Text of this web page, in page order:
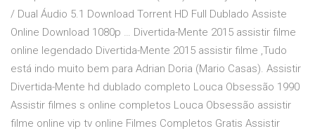
/ Dual Áudio 5.1 Download Torrent HD Full Dublado Assiste
Online Download 1080p … Divertida-Mente 2015 assistir filme
online legendado Divertida-Mente 2015 assistir filme ,Tudo
está indo muito bem para Adrian Doria (Mario Casas). Assistir
Divertida-Mente hd dublado completo Louca Obsessão 1990
Assistir filmes s online completos Louca Obsessão assistir
filme online vip tv online Filmes Completos Gratis Assistir